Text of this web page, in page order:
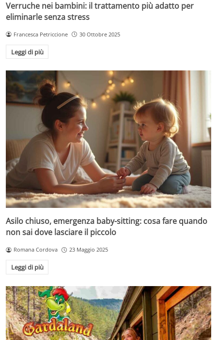
Verruche nei bambini: il trattamento più adatto per
eliminarle senza stress
Francesca Petriccione 30 Ottobre 2025
Leggi di più
Asilo chiuso, emergenza baby-sitting: cosa fare quando
non sai dove lasciare il piccolo
Romana Cordova 23 Maggio 2025
Leggi di più